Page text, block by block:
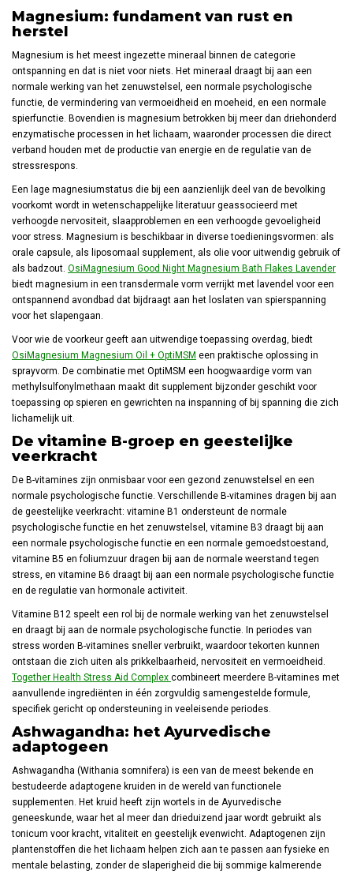
Magnesium: fundament van rust en
herstel
Magnesium is het meest ingezette mineraal binnen de categorie
ontspanning en dat is niet voor niets. Het mineraal draagt bij aan een
normale werking van het zenuwstelsel, een normale psychologische
functie, de vermindering van vermoeidheid en moeheid, en een normale
spierfunctie. Bovendien is magnesium betrokken bij meer dan driehonderd
enzymatische processen in het lichaam, waaronder processen die direct
verband houden met de productie van energie en de regulatie van de
stressrespons.
Een lage magnesiumstatus die bij een aanzienlijk deel van de bevolking
voorkomt wordt in wetenschappelijke literatuur geassocieerd met
verhoogde nervositeit, slaapproblemen en een verhoogde gevoeligheid
voor stress. Magnesium is beschikbaar in diverse toedieningsvormen: als
orale capsule, als liposomaal supplement, als olie voor uitwendig gebruik of
als badzout. OsiMagnesium Good Night Magnesium Bath Flakes Lavender
biedt magnesium in een transdermale vorm verrijkt met lavendel voor een
ontspannend avondbad dat bijdraagt aan het loslaten van spierspanning
voor het slapengaan.
Voor wie de voorkeur geeft aan uitwendige toepassing overdag, biedt
OsiMagnesium Magnesium Oil + OptiMSM een praktische oplossing in
sprayvorm. De combinatie met OptiMSM een hoogwaardige vorm van
methylsulfonylmethaan maakt dit supplement bijzonder geschikt voor
toepassing op spieren en gewrichten na inspanning of bij spanning die zich
lichamelijk uit.
De vitamine B-groep en geestelijke
veerkracht
De B-vitamines zijn onmisbaar voor een gezond zenuwstelsel en een
normale psychologische functie. Verschillende B-vitamines dragen bij aan
de geestelijke veerkracht: vitamine B1 ondersteunt de normale
psychologische functie en het zenuwstelsel, vitamine B3 draagt bij aan
een normale psychologische functie en een normale gemoedstoestand,
vitamine B5 en foliumzuur dragen bij aan de normale weerstand tegen
stress, en vitamine B6 draagt bij aan een normale psychologische functie
en de regulatie van hormonale activiteit.
Vitamine B12 speelt een rol bij de normale werking van het zenuwstelsel
en draagt bij aan de normale psychologische functie. In periodes van
stress worden B-vitamines sneller verbruikt, waardoor tekorten kunnen
ontstaan die zich uiten als prikkelbaarheid, nervositeit en vermoeidheid.
Together Health Stress Aid Complex combineert meerdere B-vitamines met
aanvullende ingrediënten in één zorgvuldig samengestelde formule,
specifiek gericht op ondersteuning in veeleisende periodes.
Ashwagandha: het Ayurvedische
adaptogeen
Ashwagandha (Withania somnifera) is een van de meest bekende en
bestudeerde adaptogene kruiden in de wereld van functionele
supplementen. Het kruid heeft zijn wortels in de Ayurvedische
geneeskunde, waar het al meer dan drieduizend jaar wordt gebruikt als
tonicum voor kracht, vitaliteit en geestelijk evenwicht. Adaptogenen zijn
plantenstoffen die het lichaam helpen zich aan te passen aan fysieke en
mentale belasting, zonder de slaperigheid die bij sommige kalmerende